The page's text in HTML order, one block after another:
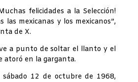
felicidades a la Selección!
las mexicanas y los mexicanos”,
de X.
a punto de soltar el llanto y el
atoró en la garganta.
sábado 12 de octubre de 1968,